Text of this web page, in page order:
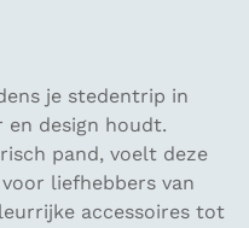
je stedentrip in
en design houdt.
pand, voelt deze
liefhebbers van
accessoires tot